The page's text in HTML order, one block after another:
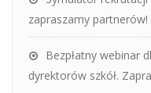
zapraszamy partnerów!
Bezpłatny webinar
dyrektorów szkół.